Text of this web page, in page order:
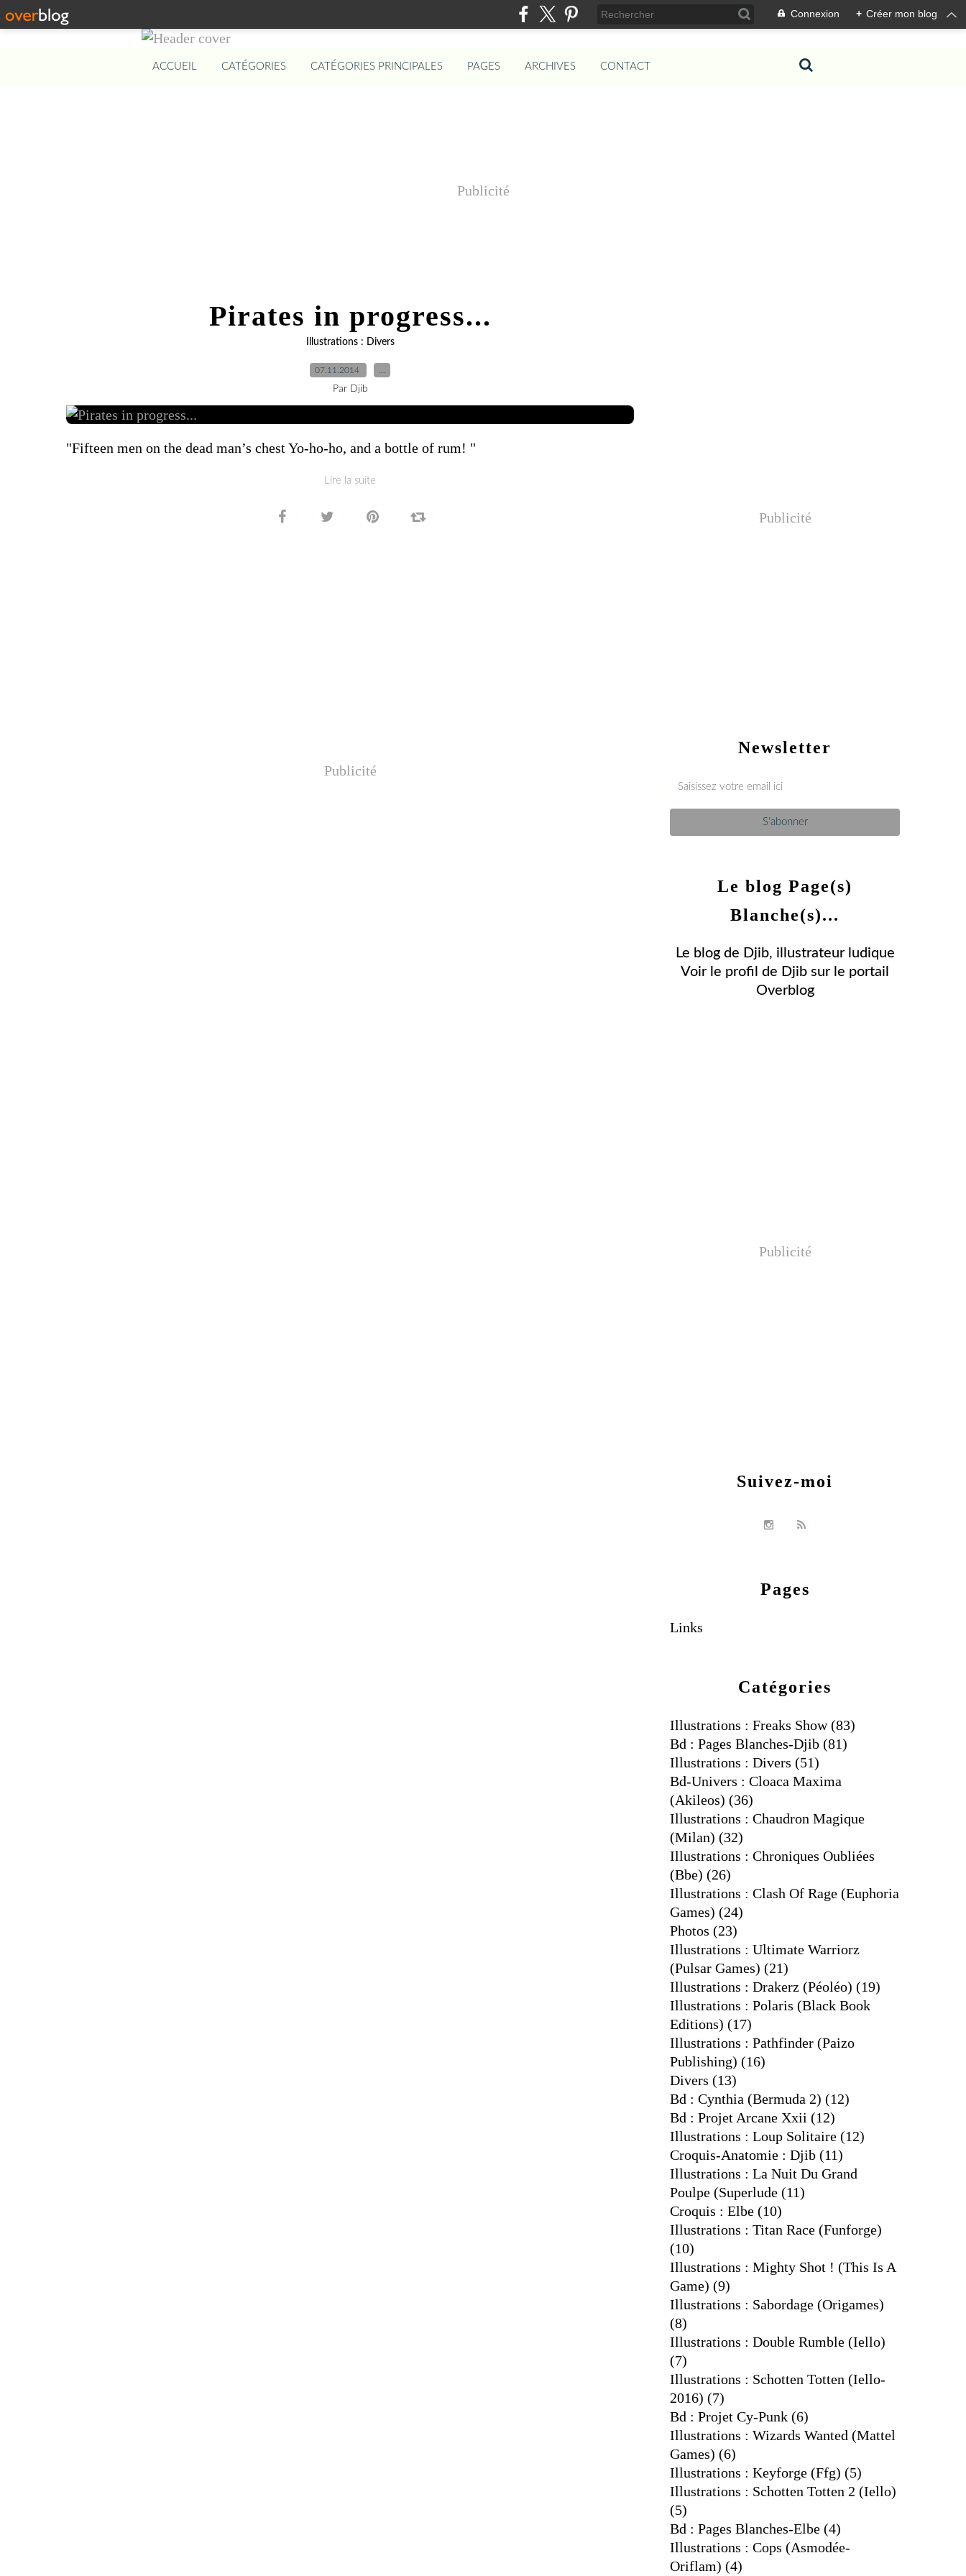
Connexion + Créer mon blog
ACCUEIL CATÉGORIES CATÉGORIES PRINCIPALES PAGES ARCHIVES CONTACT
Publicité
Pirates in progress...
Illustrations : Divers
07.11.2014
Par Djib
"Fifteen men on the dead man’s chest Yo-ho-ho, and a bottle of rum! "
Lire la suite
Publicité
Newsletter
Publicité
Catégories
Illustrations : Freaks Show(83)
Bd : Pages Blanches-Djib (81)
Illustrations : Divers (51)
Bd-Univers : Cloaca Maxima
(akileos) (36)
Illustrations : Chaudron Magique
(milan) (32)
Illustrations : Chroniques Oubliées
(bbe) (26)
Illustrations : Clash Of Rage (euphoria
Games) (24)
Photos (23)
Illustrations : Ultimate Warriorz
(pulsar Games) (21)
Illustrations : Drakerz (péoléo) (19)
Illustrations : Polaris (black Book
Editions) (17)
Illustrations : Pathfinder (paizo
Publishing) (16)
Divers (13)
Bd : Cynthia (bermuda 2) (12)
Bd : Projet Arcane Xxii (12)
Illustrations : Loup Solitaire (12)
Croquis-Anatomie : Djib (11)
Illustrations : La Nuit Du Grand
Poulpe (superlude (11)
Croquis : Elbe (10)
Illustrations : Titan Race (funforge)
(10)
Illustrations : Mighty Shot ! (this Is A
Game) (9)
Illustrations : Sabordage (origames)
(8)
Illustrations : Double Rumble (iello)
(7)
Illustrations : Schotten Totten (iello-
2016) (7)
Bd : Projet Cy-Punk (6)
Illustrations : Wizards Wanted (mattel
Games) (6)
Illustrations : Keyforge (ffg) (5)
Illustrations : Schotten Totten 2 (iello)
(5)
Bd : Pages Blanches-Elbe (4)
Illustrations : Cops (asmodée-
Oriflam) (4)
Pages
Links
Le blog Page(s)
Blanche(s)...
Le blog de Djib, illustrateur ludique
Voir le profil de Djib sur le portail
Overblog
Suivez-moi
Publicité